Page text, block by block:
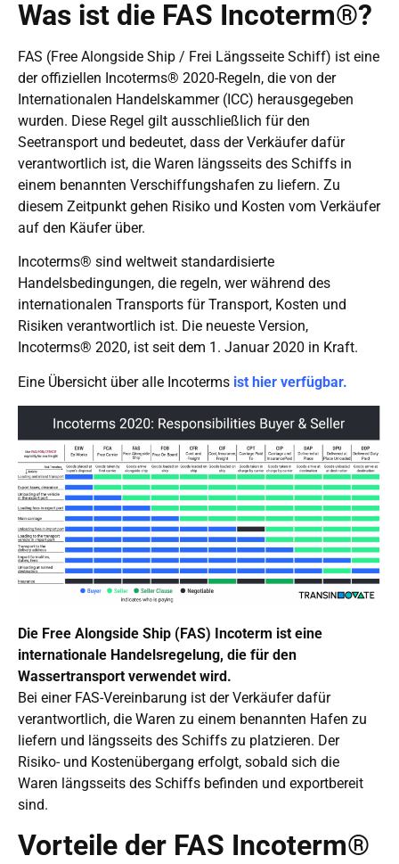
Was ist die FAS Incoterm®?
FAS (Free Alongside Ship / Frei Längsseite Schiff) ist eine
der offiziellen Incoterms® 2020-Regeln, die von der
Internationalen Handelskammer (ICC) herausgegeben
wurden. Diese Regel gilt ausschließlich für den
Seetransport und bedeutet, dass der Verkäufer dafür
verantwortlich ist, die Waren längsseits des Schiffs in
einem benannten Verschiffungshafen zu liefern. Zu
diesem Zeitpunkt gehen Risiko und Kosten vom Verkäufer
auf den Käufer über.
Incoterms® sind weltweit standardisierte
Handelsbedingungen, die regeln, wer während des
internationalen Transports für Transport, Kosten und
Risiken verantwortlich ist. Die neueste Version,
Incoterms® 2020, ist seit dem 1. Januar 2020 in Kraft.
Eine Übersicht über alle Incoterms ist hier verfügbar.
Die Free Alongside Ship (FAS) Incoterm ist eine
internationale Handelsregelung, die für den
Wassertransport verwendet wird.
Bei einer FAS-Vereinbarung ist der Verkäufer dafür
verantwortlich, die Waren zu einem benannten Hafen zu
liefern und längsseits des Schiffs zu platzieren. Der
Risiko- und Kostenübergang erfolgt, sobald sich die
Waren längsseits des Schiffs befinden und exportbereit
sind.
Vorteile der FAS Incoterm®